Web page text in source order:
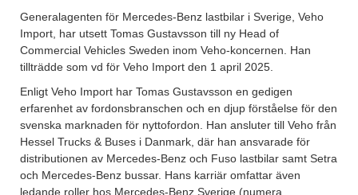
Generalagenten för Mercedes-Benz lastbilar i Sverige, Veho
Import, har utsett Tomas Gustavsson till ny Head of
Commercial Vehicles Sweden inom Veho-koncernen. Han
tillträdde som vd för Veho Import den 1 april 2025.
Enligt Veho Import har Tomas Gustavsson en gedigen
erfarenhet av fordonsbranschen och en djup förståelse för den
svenska marknaden för nyttofordon. Han ansluter till Veho från
Hessel Trucks & Buses i Danmark, där han ansvarade för
distributionen av Mercedes-Benz och Fuso lastbilar samt Setra
och Mercedes-Benz bussar. Hans karriär omfattar även
ledande roller hos Mercedes-Benz Sverige (numera